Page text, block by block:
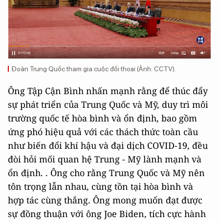
Đoàn Trung Quốc tham gia cuộc đối thoại (Ảnh: CCTV).
Ông Tập Cận Bình nhấn mạnh rằng để thúc đẩy
sự phát triển của Trung Quốc và Mỹ, duy trì môi
trường quốc tế hòa bình và ổn định, bao gồm
ứng phó hiệu quả với các thách thức toàn cầu
như biến đổi khí hậu và đại dịch COVID-19, đều
đòi hỏi mối quan hệ Trung - Mỹ lành mạnh và
ổn định. . Ông cho rằng Trung Quốc và Mỹ nên
tôn trọng lẫn nhau, cùng tồn tại hòa bình và
hợp tác cùng thắng. Ông mong muốn đạt được
sự đồng thuận với ông Joe Biden, tích cực hành